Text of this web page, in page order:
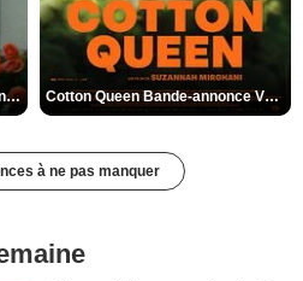
Des Fleurs pour Tokyo Bande-annonce VO STFR Cotton Queen Bande-annonce VO STFR
à ne pas manquer